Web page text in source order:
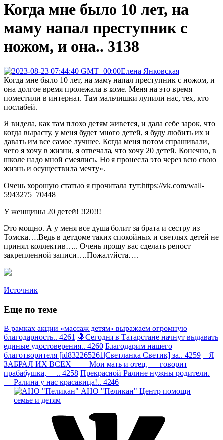
Когда мне было 10 лет, на
маму напал преступник с
ножом, и она.. 3138
Елена Янковская
Когда мне было 10 лет, на маму напал преступник с ножом, и
она долгое время пролежала в коме. Меня на это время
поместили в интернат. Там мальчишки лупили нас, тех, кто
послабей.
Я видела, как там плохо детям живется, и дала себе зарок, что
когда вырасту, у меня будет много детей, я буду любить их и
давать им все самое лучшее. Когда меня потом спрашивали,
чего я хочу в жизни, я отвечала, что хочу 20 детей. Конечно, в
школе надо мной смеялись. Но я пронесла это через всю свою
жизнь и осуществила мечту».
Очень хорошую статью я прочитала тут:https://vk.com/wall-
5943275_70448
У женщины 20 детей! !!20!!!
Это мощно. А у меня все душа болит за брата и сестру из
Томска….Ведь в детдоме таких спокойных и светлых детей не
принял коллектив….. Очень прошу вас сделать репост
закрепленной записи….Пожалуйста….
Источник
Еще по теме
В рамках акции «массаж детям» выражаем огромную
благодарность.. 4261 🤱Сегодня в Татарстане начнут выдавать
единые удостоверения.. 4260 Благодарим нашего
благотворителя [id832265261|Светланка Светик] за.. 4259
Я
ЗАБРАЛ ИХ ВСЕХ — Мои мать и отец, — говорит
прабабушка, —.. 4258 Прекрасной Ралине нужны родители.
— Ралина у нас красавица!.. 4246
АНО "Пеликан" Центр помощи
семье и детям